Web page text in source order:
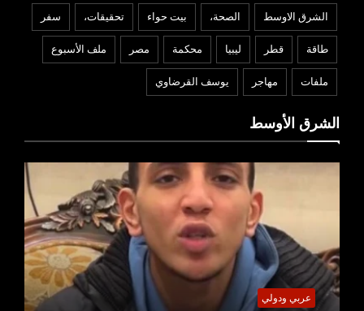
الشرق الاوسط الصحة، بيت حواء تحقيقات، سفر
طاقة قطر ليبيا محكمة مصر ملف الأسبوع
ملفات مهاجر يوسف القرضاوي
الشرق الأوسط
عربي ودولي